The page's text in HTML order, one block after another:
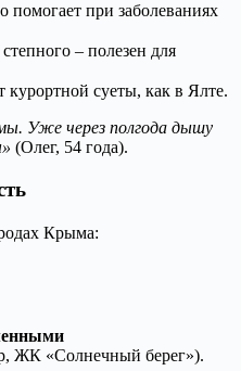
помогает при заболеваниях
– полезен для
курортной суеты, как в Ялте.
Уже через полгода дышу
(Олег, 54 года).
Крыма:
ЖК «Солнечный берег»).